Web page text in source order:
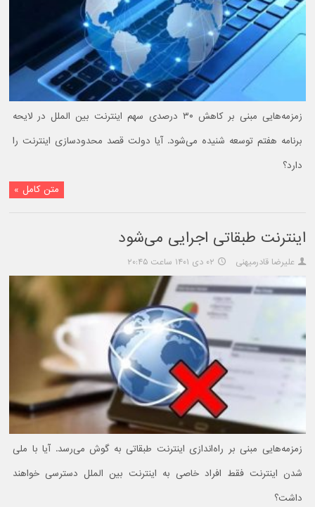
زمزمه‌هایی مبنی بر کاهش ۳۰ درصدی سهم اینترنت بین الملل در لایحه
برنامه هفتم توسعه شنیده می‌شود. آیا دولت قصد محدودسازی اینترنت را
دارد؟
متن کامل »
اینترنت طبقاتی اجرایی می‌شود
علیرضا قادرمیهنی ۰۲ دی ۱۴۰۱ ساعت ۲۰:۴۵
زمزمه‌هایی مبنی بر راه‌اندازی اینترنت طبقاتی به گوش می‌رسد. آیا با ملی
شدن اینترنت فقط افراد خاصی به اینترنت بین الملل دسترسی خواهند
داشت؟